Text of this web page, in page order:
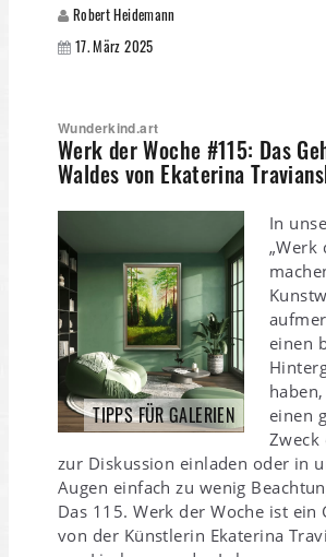
Robert Heidemann
17. März 2025
Wunderkind.art
Werk der Woche #115: Das
Waldes von Ekaterina
TIPPS FÜR GALERIEN
In
„Werk
einen
einen
Zweck
zur Diskussion einladen oder in
Augen einfach zu wenig
Das 115. Werk der Woche ist ein
von der Künstlerin Ekaterina